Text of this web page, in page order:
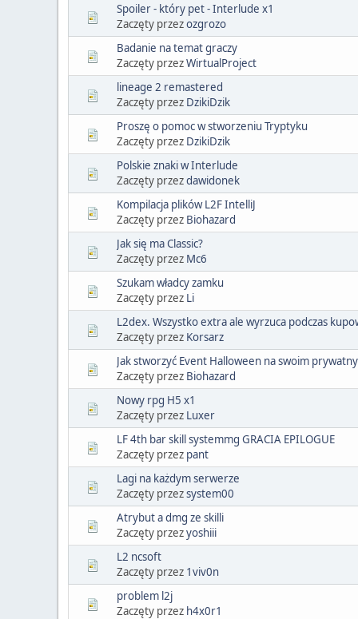
Spoiler - który pet - Interlude x1
Zaczęty przezozgrozo
Badanie na temat graczy
Zaczęty przezWirtualProject
lineage 2 remastered
Zaczęty przez DzikiDzik
Proszę o pomoc w stworzeniu Tryptyku
Zaczęty przez DzikiDzik
Polskie znaki w Interlude
Zaczęty przezdawidonek
Kompilacja plików L2F IntelliJ
Zaczęty przez Biohazard
Jak się ma Classic?
Zaczęty przez Mc6
Szukam władcy zamku
Zaczęty przez Li
L2dex. Wszystko extra ale wyrzuca podczas
Zaczęty przez Korsarz
Jak stworzyć Event Halloween na swoim
Zaczęty przez Biohazard
Nowy rpg H5 x1
Zaczęty przez Luxer
LF 4th bar skill systemmg GRACIA EPILOGUE
Zaczęty przez pant
Lagi na każdym serwerze
Zaczęty przezsystem00
Atrybut a dmg ze skilli
Zaczęty przezyoshiii
L2 ncsoft
Zaczęty przez 1viv0n
problem l2j
Zaczęty przez h4x0r1